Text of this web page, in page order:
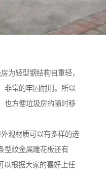
为轻型钢结构自重轻，
非常的牢固耐用。所以
也方便垃圾房的随时移
观材质可以有多样的选
型纹金属雕花板还有
以根据大家的喜好上任